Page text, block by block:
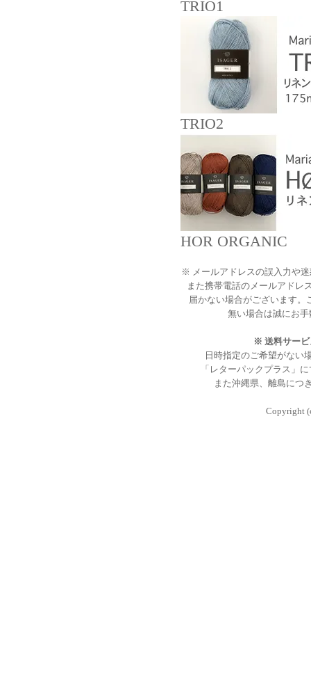
TRIO1
TRIO2
HOR ORGANIC
※ メールアドレスの誤入力や
また携帯電話のメールアドレ
届かない場合がございます。
無い場合は誠にお
※ 送料サービ
日時指定のご希望がない
「レターパックプラス」
また沖縄県、離島につ
Copyright